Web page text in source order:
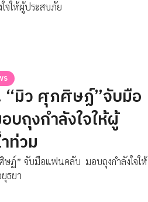
จให้ผู้ประสบภัย
“มิว ศุภศิษฏ์”จับมือ
ถุงกำลังใจให้ผู้
ท่วม
ษฏ์” จับมือแฟนคลับ มอบถุงกำลังใจให้
ธยา